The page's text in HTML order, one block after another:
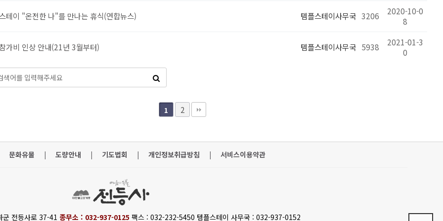
테이 "온전한 나"를 만나는 휴식(연합뉴스) 템플스테이사무국 3206
2020-10-0
8
가비 인상 안내(21년 3월부터) 템플스테이사무국 5938
2021-01-3
0
1 2
문화유물 | 도량안내 | 기도법회 | 개인정보취급방침 | 서비스이용약관
전등사로 37-41 종무소 : 032-937-0125 팩스 : 032-232-5450 템플스테이 사무국 : 032-937-0152